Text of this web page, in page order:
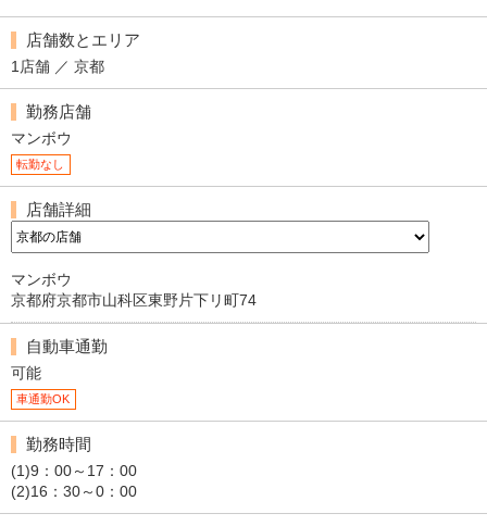
店舗数とエリア
1店舗 ／ 京都
勤務店舗
マンボウ
転勤なし
店舗詳細
マンボウ
京都府京都市山科区東野片下リ町74
自動車通勤
可能
車通勤OK
勤務時間
(1)9：00～17：00
(2)16：30～0：00